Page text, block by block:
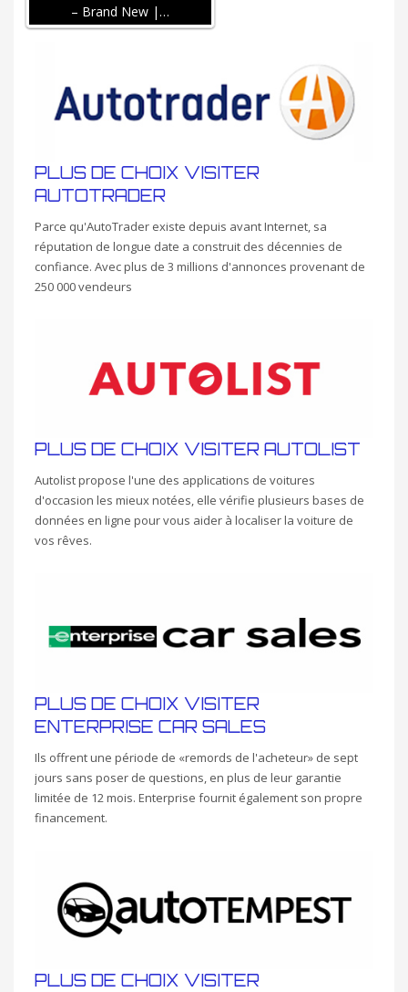
– Brand New |…
PLUS DE CHOIX VISITER
AUTOTRADER
Parce qu'AutoTrader existe depuis avant Internet, sa
réputation de longue date a construit des décennies de
confiance. Avec plus de 3 millions d'annonces provenant de
250 000 vendeurs
PLUS DE CHOIX VISITER AUTOLIST
Autolist propose l'une des applications de voitures
d'occasion les mieux notées, elle vérifie plusieurs bases de
données en ligne pour vous aider à localiser la voiture de
vos rêves.
PLUS DE CHOIX VISITER
ENTERPRISE CAR SALES
Ils offrent une période de «remords de l'acheteur» de sept
jours sans poser de questions, en plus de leur garantie
limitée de 12 mois. Enterprise fournit également son propre
financement.
PLUS DE CHOIX VISITER